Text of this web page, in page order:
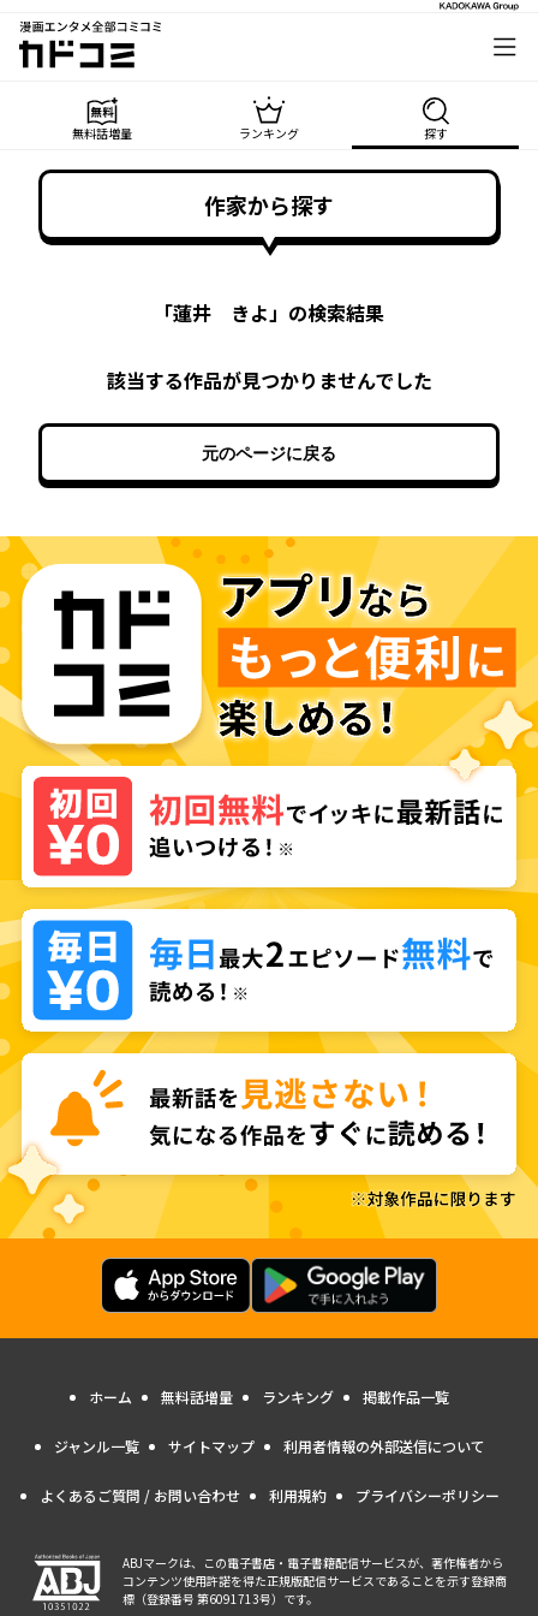
漫画エンタメ全部コミコミ
カドコミ
無料話増量 ランキング 探す
作家から探す
「蓮井 きよ」の検索結果
該当する作品が見つかりませんでした
元のページに戻る
ホーム 無料話増量 ランキング 掲載作品一覧
ジャンル一覧 サイトマップ 利用者情報の外部送信について
よくあるご質問 / お問い合わせ 利用規約 プライバシーポリシー
ABJマークは、この電子書店・電子書籍配信サービスが、著作権者から
コンテンツ使用許諾を得た正規版配信サービスであることを示す登録商
標（登録番号 第6091713号）です。